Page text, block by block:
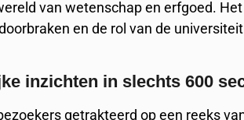
van wetenschap en erfgoed.
en de rol van de
inzichten in slechts 600
getrakteerd op een reeks